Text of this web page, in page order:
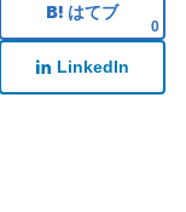
はてブ
0
LinkedIn